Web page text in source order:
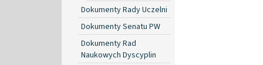
Dokumenty Rady Uczelni
Dokumenty Senatu PW
Dokumenty Rad
Naukowych Dyscyplin